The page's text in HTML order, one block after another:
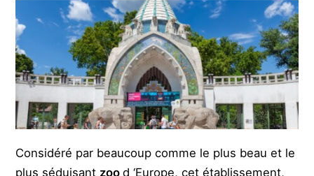
Considéré par beaucoup comme le plus beau et le
plus séduisant zood ‘Europe, cet établissement,